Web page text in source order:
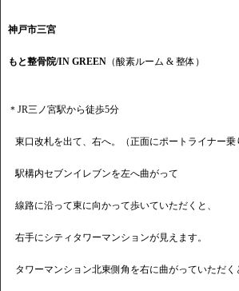
神戸市三宮
もと整骨院/IN GREEN （酸素ルーム & 整体）
＊JR三ノ宮駅から徒歩5分
東口改札を出て、右へ。（正面にポートライナー乗
駅構内セブンイレブンを左へ曲がって
線路に沿って東に向かって歩いていただくと、
右手にシティタワーマンションが見えます。
タワーマンション北東側角を右に曲がっていただく